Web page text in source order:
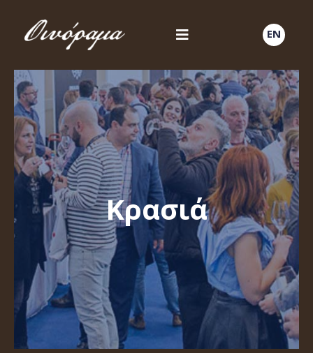
EN
Κρασιά